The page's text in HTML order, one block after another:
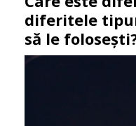
diferitele
să le